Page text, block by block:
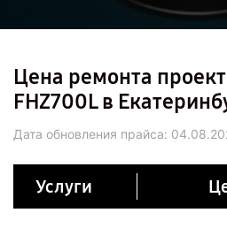
Цена ремонта
FHZ700L в
Дата обновления прайса:
Услуги